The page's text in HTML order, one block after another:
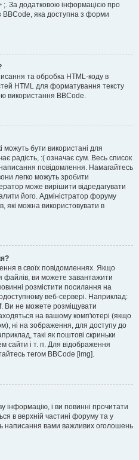
;. За додатковою інформацією про
BBCode, яка доступна з форми
та обробка HTML-коду в
HTML для форматування тексту
використання BBCode.
можуть бути використані для
радість, :( означає сум. Весь список
повідомлення. Намагайтесь
легко можуть зробити
може вирішити відредагувати
його. Адміністратор форуму
які можна використовувати в
в своїх повідомленнях. Якщо
файлів, ви можете завантажити
розмістити посилання на
веб-сервері. Наприклад:
Ви не можете розміщувати
на вашому комп'ютері (якщо
ні на зображення, для доступу до
такі як поштові скриньки
сайти і т. п. Для відображення
тегом BBCode [img].
інформацію, і ви повинні прочитати
в верхній частині форуму та у
написання вами важливих оголошень